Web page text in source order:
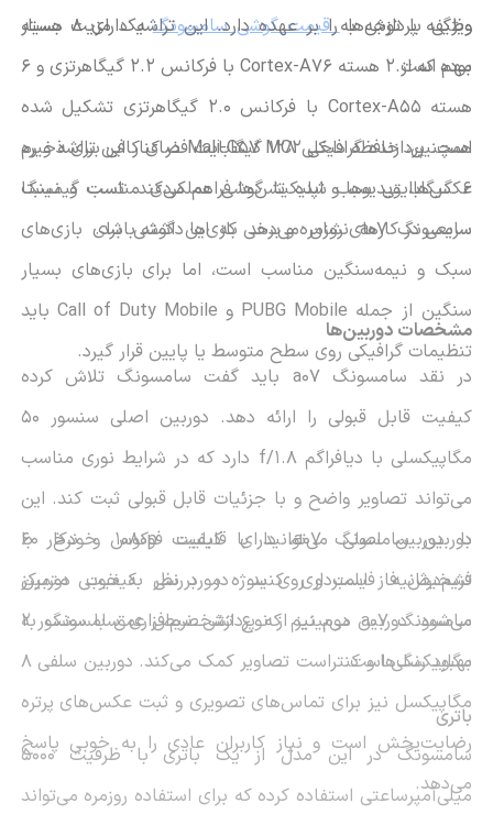
ویژگی با توجه بهقیمت گوشی سامسونگیک مزیت بسیار
مهم است.
وظیفه پردازش‌ها را بر عهده دارد. این تراشه دارای 8 هسته
بوده که از 2 هسته
Cortex-A76
با فرکانس 2.2 گیگاهرتزی و 6
هسته Cortex-A55
با فرکانس 2.0 گیگاهرتزی تشکیل شده
است. پردازنده گرافیکیMali-G57 MC2در کنار این تراشه و رم
6 گیگابایتی سبب شده تا گوشی عملکردی مناسب و نسبتا
سریعی در کارهای روزمره و برخی بازی‌ها داشته باشد.
همچنین، حافظه داخلی 128 گیگابایت فضای کافی برای ذخیره
عکس‌ها، ویدیوها و اپلیکیشن‌ها فراهم می‌کند. تست گیمینگ
سامسونگa07نشان می‌دهد که این گوشی برای بازی‌های
سبک و نیمه‌سنگین مناسب است، اما برای بازی‌های بسیار
سنگین از جمله PUBG Mobile و Call of Duty Mobile باید
تنظیمات گرافیکی روی سطح متوسط یا پایین قرار گیرد.
مشخصات دوربین‌ها
در نقد سامسونگa07 باید گفت سامسونگ تلاش کرده
کیفیت قابل قبولی را ارائه دهد. دوربین اصلی سنسور 50
مگاپیکسلی با دیافراگمf/1.8 دارد که در شرایط نوری مناسب
می‌تواند تصاویر واضح و با جزئیات قابل قبولی ثبت کند. این
دوربین سامسونگa07، دارای قابلیت فوکوس خودکار با
تشخیص فاز است و روی سوژه مورد نظر به خوبی متمرکز
می‌شود. دوربین دوم نیز از نوع تشخصیص عمق با سنسور 2
مگاپیکسلی است.
با دوربین اصلی می‌توانید با کیفیت1080p
و نرخ 60
فریم‌درثانیه فیلمبرداری کنید. در بررسی کیفیت دوربین
سامسونگa07می‌بینیم که پردازش نرم‌افزاری سامسونگ به
بهبود رنگ‌ها و کنتراست تصاویر کمک می‌کند. دوربین سلفی 8
مگاپیکسل نیز برای تماس‌های تصویری و ثبت عکس‌های پرتره
رضایت‌بخش است و نیاز کاربران عادی را به خوبی پاسخ
می‌دهد.
باتری
سامسونگ در این مدل از یک باتری با ظرفیت 5000
میلی‌آمپرساعتی استفاده کرده که برای استفاده روزمره می‌تواند